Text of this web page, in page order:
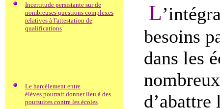
Incertitude persistante sur de
nombreuses questions complexes
relatives à l'attestation de
qualifications
Le harcèlement entre
élèves pourrait donner lieu à des
poursuites contre les écoles
L
besoins
dans les
d’abattre